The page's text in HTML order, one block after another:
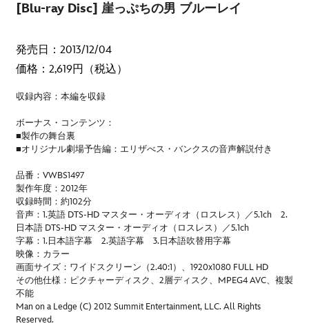
[Blu-ray Disc] 崖っぷちの男 ブルーレイ
発売日：2013/12/04
価格：2,619円（税込）
収録内容：本編を収録
ボーナス・コンテンツ：
■製作の舞台裏
■オリジナル劇場予告編：エリザべス・バンクスの音声解説付き
品番：VWBS1497
製作年度：2012年
収録時間：約102分
音声：1.英語 DTS-HD マスター・オーディオ（ロスレス）／5.1ch 2.
日本語 DTS-HD マスター・オーディオ（ロスレス）／5.1ch
字幕：1.日本語字幕 2.英語字幕 3.日本語吹替用字幕
映像：カラー
画面サイズ：ワイドスクリーン（2.40:1）、1920x1080 FULL HD
その他仕様：ピクチャーディスク、2層ディスク、MPEG4 AVC、複製
不能
Man on a Ledge (C) 2012 Summit Entertainment, LLC. All Rights
Reserved.